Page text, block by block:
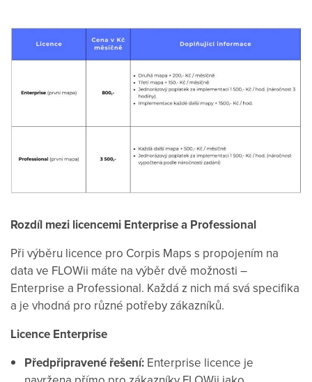
Rozdíl mezi licencemi Enterprise a Professional
Při výběru licence pro Corpis Maps s propojením na
data ve FLOWii máte na výběr dvě možnosti –
Enterprise a Professional. Každá z nich má svá specifika
a je vhodná pro různé potřeby zákazníků.
Licence Enterprise
Předpřipravené řešení: Enterprise licence je